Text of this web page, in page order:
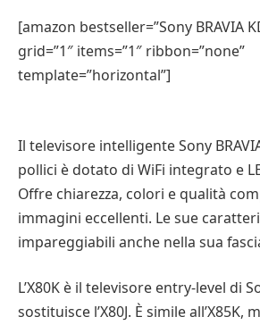
[amazon bestseller=”Sony BRAVIA
grid=”1″ items=”1″ ribbon=”none”
template=”horizontal”]
Il televisore intelligente Sony
pollici è dotato di WiFi integrato e
Offre chiarezza, colori e qualità
immagini eccellenti. Le sue
impareggiabili anche nella sua
L’X80K è il televisore entry-level di
sostituisce l’X80J. È simile all’X85K,